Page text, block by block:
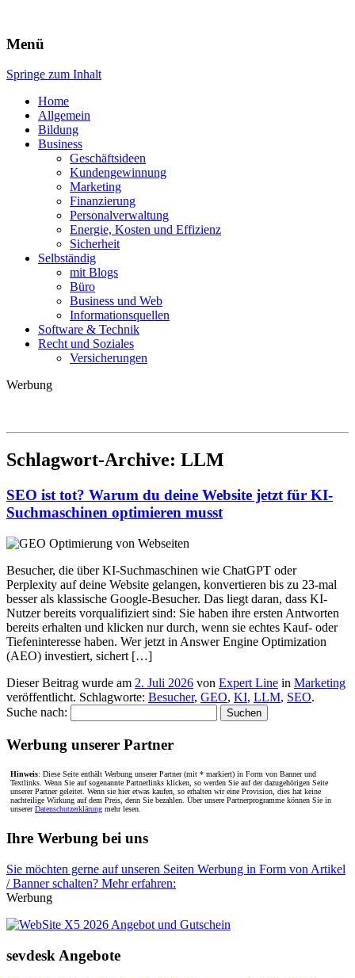
Expert-Line
Menü
Springe zum Inhalt
Home
Allgemein
Bildung
Business
Geschäftsideen
Kundengewinnung
Marketing
Finanzierung
Personalverwaltung
Energie, Kosten und Effizienz
Sicherheit
Selbständig
mit Blogs
Büro
Business und Web
Informationsquellen
Software & Technik
Recht und Soziales
Versicherungen
Werbung
Schlagwort-Archive: LLM
SEO ist tot? Warum du deine Website jetzt für KI-
Suchmaschinen optimieren musst
Besucher, die über KI-Suchmaschinen wie ChatGPT oder
Perplexity auf deine Website gelangen, konvertieren bis zu 23-mal
besser als klassische Google-Besucher. Das liegt daran, dass KI-
Nutzer bereits vorqualifiziert sind: Sie haben ihre ersten Antworten
bereits erhalten und klicken nur durch, wenn sie echtes Kauf- oder
Tiefeninteresse haben. Wer jetzt in Answer Engine Optimization
(AEO) investiert, sichert […]
Dieser Beitrag wurde am 2. Juli 2026 von Expert Line in Marketing
veröffentlicht. Schlagworte: Besucher, GEO, KI, LLM, SEO.
Suche nach:
Werbung unserer Partner
Hinweis: Diese Seite enthält Werbung unserer Partner (mit * markiert) in Form von Banner und
Textlinks. Wenn Sie auf sogenannte Partnerlinks klicken, so werden Sie auf der dazugehörigen Seite
unserer Partner geleitet. Wenn sie hier etwas kaufen, so erhalten wir eine Provision, dies hat keine
nachteilige Wirkung auf dem Preis, denn Sie bezahlen. Über unsere Partnerprogramme können Sie in
unsererDatenschutzerklärung mehr lesen.
Ihre Werbung bei uns
Sie möchten gerne auf unseren Seiten Werbung in Form von Artikel
/ Banner schalten? Mehr erfahren:
Werbung
sevdesk Angebote